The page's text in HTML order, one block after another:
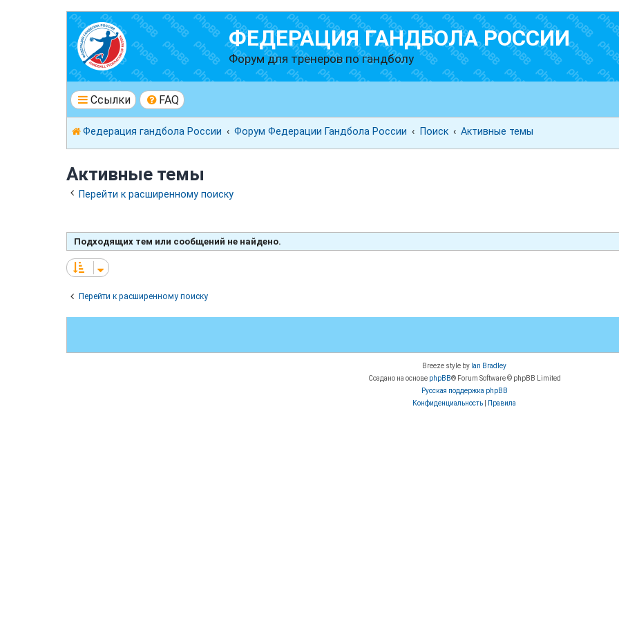
ФЕДЕРАЦИЯ ГАНДБОЛА РОССИИ
Форум для тренеров по гандболу
Ссылки FAQ
Федерация гандбола России Форум Федерации Гандбола России Поиск Активные темы
Активные темы
Перейти к расширенному поиску
Подходящих тем или сообщений не найдено.
Перейти к расширенному поиску
Breeze style by Ian Bradley
Создано на основе phpBB® Forum Software © phpBB Limited
Русская поддержка phpBB
Конфиденциальность
Правила